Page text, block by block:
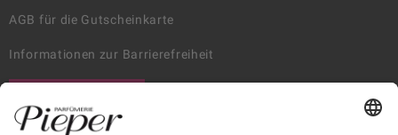
AGB für die Gutscheinkarte
Informationen zur Barrierefreiheit